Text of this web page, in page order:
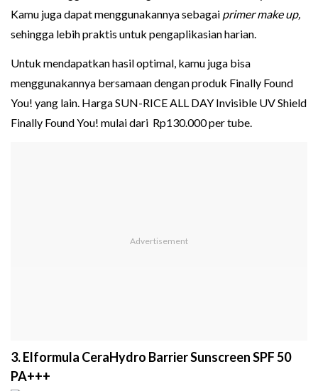
Kamu juga dapat menggunakannya sebagai primer make up,
sehingga lebih praktis untuk pengaplikasian harian.
Untuk mendapatkan hasil optimal, kamu juga bisa
menggunakannya bersamaan dengan produk Finally Found
You! yang lain. Harga SUN-RICE ALL DAY Invisible UV Shield
Finally Found You! mulai dari Rp130.000 per tube.
3. Elformula CeraHydro Barrier Sunscreen SPF 50
PA+++